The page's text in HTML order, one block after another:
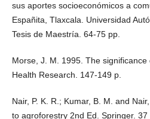
sus aportes socioeconómicos a
Españita, Tlaxcala. Universidad
Tesis de Maestría. 64-75 pp.
Morse, J. M. 1995. The
Health Research. 147-149 p.
Nair, P. K. R.; Kumar, B. M. and
to agroforestry 2nd Ed. Springer. 37